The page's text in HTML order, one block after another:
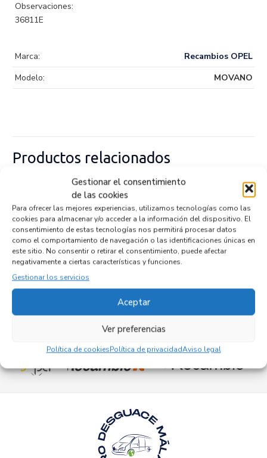
Gestionar el consentimiento
de las cookies
Para ofrecer las mejores experiencias, utilizamos tecnologías como las
cookies para almacenar y/o acceder a la información del dispositivo. El
consentimiento de estas tecnologías nos permitirá procesar datos
como el comportamiento de navegación o las identificaciones únicas en
este sitio. No consentir o retirar el consentimiento, puede afectar
negativamente a ciertas características y funciones.
Gestionar los servicios
Aceptar
Ver preferencias
Política de cookiesPolítica de privacidadAviso legal
Observaciones:
36811E
Marca:
Recambios OPEL
Modelo:
MOVANO
Productos relacionados
MOTOR LIMPIA DELANTERO 53557202
Recambios OPELMOVANO
Referencia ID: 144221
Referencia OEM:
53557202
32,95€ (IVA no incluído)
Empresas colaboradoras